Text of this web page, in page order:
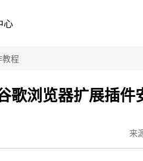
心
教程
歌浏览器扩展插件
来